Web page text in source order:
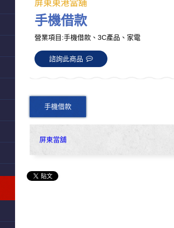
屏東東港當舖
手機借款
營業項目:手機借款、3C產品、家電
諮詢此商品
手機借款
屏東當舖